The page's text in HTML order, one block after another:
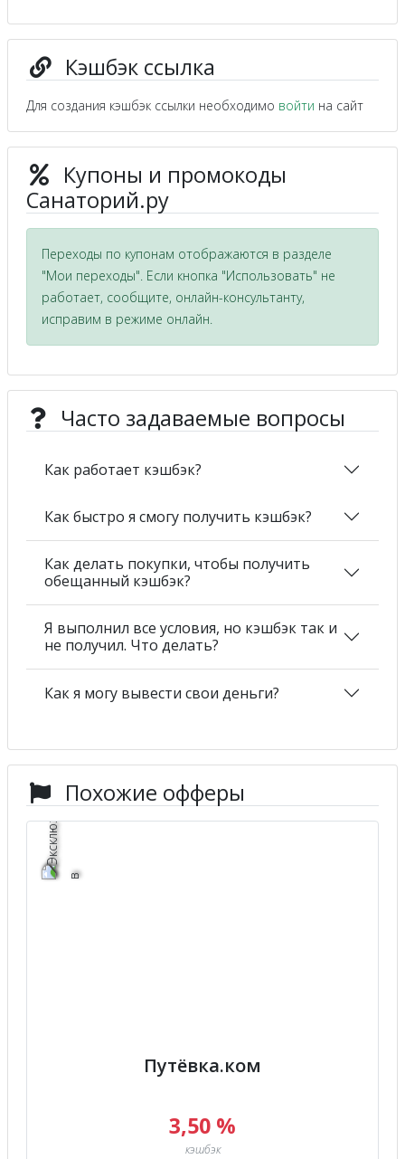
Кэшбэк ссылка
Для создания кэшбэк ссылки необходимо войти на сайт
Купоны и промокоды
Санаторий.ру
Переходы по купонам отображаются в разделе
"Мои переходы". Если кнопка "Использовать" не
работает, сообщите, онлайн-консультанту,
исправим в режиме онлайн.
Часто задаваемые вопросы
Как работает кэшбэк?
Как быстро я смогу получить кэшбэк?
Как делать покупки, чтобы получить
обещанный кэшбэк?
Я выполнил все условия, но кэшбэк так и
не получил. Что делать?
Как я могу вывести свои деньги?
Похожие офферы
Путёвка.ком
3,50 %
кэшбэк